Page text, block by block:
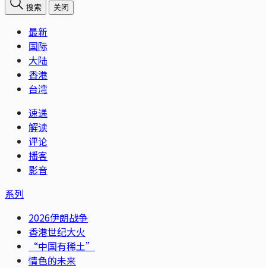
搜索 关闭
最新
国际
大陆
香港
台湾
速递
解读
评论
播客
影音
系列
2026伊朗战争
香港世纪大火
“中国有稀土”
情色的未来